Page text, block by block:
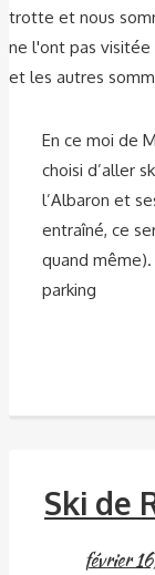
trotte et nous
ne l'ont pas visitée
et les autres
En ce moi de
choisi d’aller
l’Albaron et
entraîné, ce
quand
parking
Ski de
février